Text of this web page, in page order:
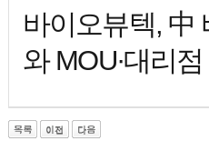
바이오뷰텍, 中
와 MOU·대리